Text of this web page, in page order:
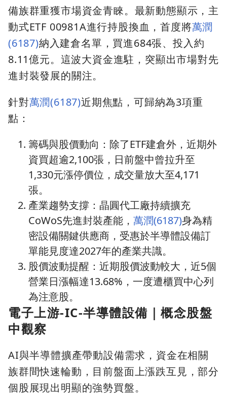
備族群重獲市場資金青睞。最新動態顯示，主
動式ETF 00981A進行持股換血，首度將萬潤
(6187)納入建倉名單，買進684張、投入約
8.11億元。這波大資金進駐，突顯出市場對先
進封裝發展的關注。
針對萬潤(6187)近期焦點，可歸納為3項重
點：
籌碼與股價動向：除了ETF建倉外，近期外
資買超逾2,100張，日前盤中曾拉升至
1,330元漲停價位，成交量放大至4,171
張。
產業趨勢支撐：晶圓代工廠持續擴充
CoWoS先進封裝產能， 萬潤(6187)身為精
密設備關鍵供應商，受惠於半導體設備訂
單能見度達2027年的產業共識。
股價波動提醒：近期股價波動較大，近5個
營業日漲幅達13.68%，一度遭櫃買中心列
為注意股。
電子上游-IC-半導體設備｜概念股盤
中觀察
AI與半導體擴產帶動設備需求，資金在相關
族群間快速輪動，目前盤面上漲跌互見，部分
個股展現出明顯的強勢買盤。